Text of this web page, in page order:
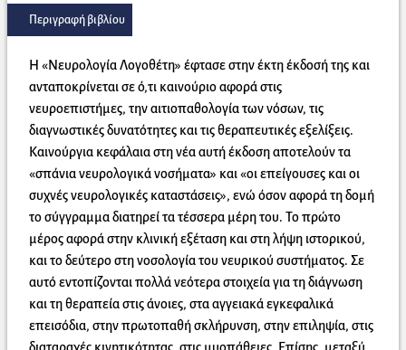
Περιγραφή βιβλίου
Η «Νευρολογία Λογοθέτη» έφτασε στην έκτη έκδοσή της και
ανταποκρίνεται σε ό,τι καινούριο αφορά στις
νευροεπιστήμες, την αιτιοπαθολογία των νόσων, τις
διαγνωστικές δυνατότητες και τις θεραπευτικές εξελίξεις.
Καινούργια κεφάλαια στη νέα αυτή έκδοση αποτελούν τα
«σπάνια νευρολογικά νοσήματα» και «οι επείγουσες και οι
συχνές νευρολογικές καταστάσεις», ενώ όσον αφορά τη δομή
το σύγγραμμα διατηρεί τα τέσσερα μέρη του. Το πρώτο
μέρος αφορά στην κλινική εξέταση και στη λήψη ιστορικού,
και το δεύτερο στη νοσολογία του νευρικού συστήματος. Σε
αυτό εντοπίζονται πολλά νεότερα στοιχεία για τη διάγνωση
και τη θεραπεία στις άνοιες, στα αγγειακά εγκεφαλικά
επεισόδια, στην πρωτοπαθή σκλήρυνση, στην επιληψία, στις